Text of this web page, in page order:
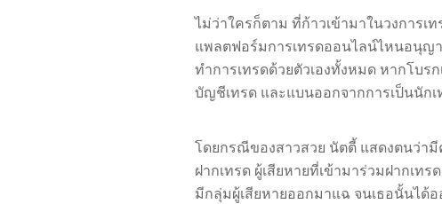
ไม่ว่าใครก็ตาม ที่ก้าวเข้ามาในวงการเ
แพลตฟอร์มการเทรดออนไลน์ไหนอนุญ
ทำการเทรดด้วยตัวเองทั้งหมด หากโบ
บัญชีเทรด และแบนออกจากการเป็นนัก
โดยกรณีของสาวสวย นัตตี้ แสดงตนว่ามี
ฝากเทรด ผู้เสียหายที่เข้ามาร่วมฝากเท
มีกลุ่มผู้เสียหายออกมาแฉ จนเธอนั้นได้